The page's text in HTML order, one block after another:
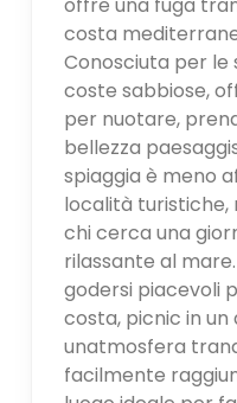
costa
Conosciuta per le
coste sabbiose,
per nuotare,
bellezza
spiaggia è meno
località
chi cerca una
rilassante al
godersi piacevoli
costa, picnic in
unatmosfera
facilmente